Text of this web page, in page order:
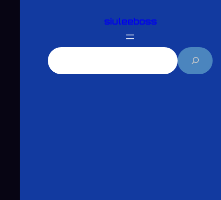
siuleeboss